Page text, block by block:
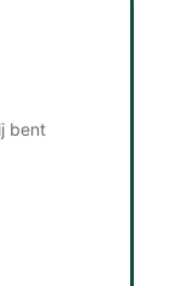
bent